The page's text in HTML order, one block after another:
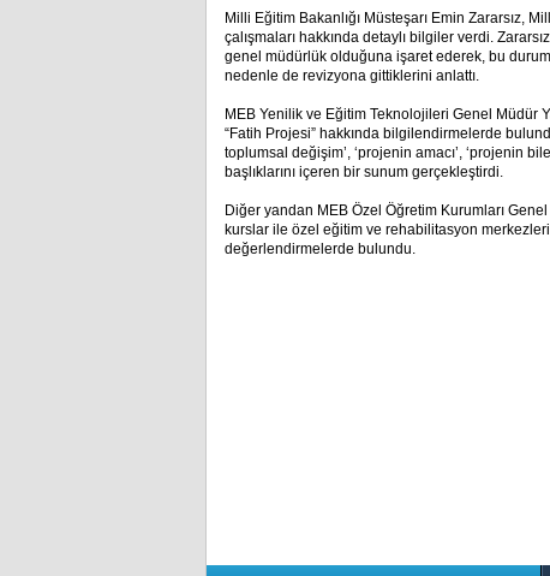
Milli Eğitim Bakanlığı Müsteşarı Emin Zararsız,
çalışmaları hakkında detaylı bilgiler verdi.
genel müdürlük olduğuna işaret ederek, bu
nedenle de revizyona gittiklerini anlattı.
MEB Yenilik ve Eğitim Teknolojileri Genel Müdür
“Fatih Projesi” hakkında bilgilendirmelerde
toplumsal değişim’, ‘projenin amacı’, ‘projenin
başlıklarını içeren bir sunum gerçekleştirdi.
Diğer yandan MEB Özel Öğretim Kurumları
kurslar ile özel eğitim ve rehabilitasyon
değerlendirmelerde bulundu.